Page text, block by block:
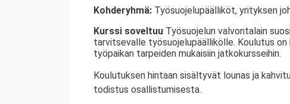
Kohderyhmä: Työsuojelupäälliköt, yrityksen
Kurssi soveltuu Työsuojelun valvontalain
tarvitsevalle työsuojelupäällikölle. Koulutus on
työpaikan tarpeiden mukaisiin jatkokursseihin.
Koulutuksen hintaan sisältyvät lounas ja
todistus osallistumisesta.